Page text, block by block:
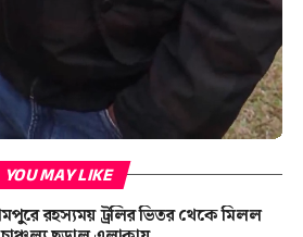
YOU MAY LIKE
রহস্যময় ট্রলির ভিতর থেকে মিলল